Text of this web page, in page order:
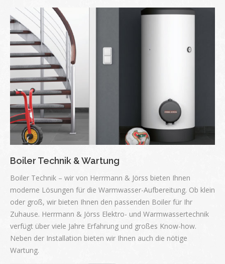
Boiler Technik & Wartung
Boiler Technik – wir von Herrmann & Jörss bieten Ihnen
moderne Lösungen für die Warmwasser-Aufbereitung. Ob klein
oder groß, wir bieten Ihnen den passenden Boiler für Ihr
Zuhause. Herrmann & Jörss Elektro- und Warmwassertechnik
verfügt über viele Jahre Erfahrung und großes Know-how.
Neben der Installation bieten wir Ihnen auch die nötige
Wartung.